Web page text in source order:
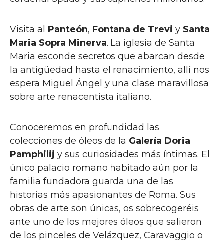
Visita al Panteón, Fontana de Trevi y Santa
Maria Sopra Minerva. La iglesia de Santa
Maria esconde secretos que abarcan desde
la antigüedad hasta el renacimiento, allí nos
espera Miguel Ángel y una clase maravillosa
sobre arte renacentista italiano.
Conoceremos en profundidad las
colecciones de óleos de la Galería Doria
Pamphilij y sus curiosidades más íntimas. El
único palacio romano habitado aún por la
familia fundadora guarda una de las
historias más apasionantes de Roma. Sus
obras de arte son únicas, os sobrecogeréis
ante uno de los mejores óleos que salieron
de los pinceles de Velázquez, Caravaggio o